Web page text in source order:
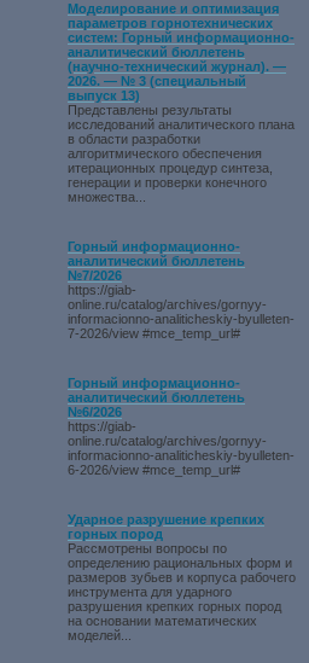
Моделирование и оптимизация
параметров горнотехнических
систем: Горный информационно-
аналитический бюллетень
(научно-технический журнал). —
2026. — № 3 (специальный
выпуск 13)
Представлены результаты
исследований аналитического плана
в области разработки
алгоритмического обеспечения
итерационных процедур синтеза,
генерации и проверки конечного
множества...
Горный информационно-
аналитический бюллетень
№7/2026
https://giab-
online.ru/catalog/archives/gornyy-
informacionno-analiticheskiy-byulleten-
7-2026/view #mce_temp_url#
Горный информационно-
аналитический бюллетень
№6/2026
https://giab-
online.ru/catalog/archives/gornyy-
informacionno-analiticheskiy-byulleten-
6-2026/view #mce_temp_url#
Ударное разрушение крепких
горных пород
Рассмотрены вопросы по
определению рациональных форм и
размеров зубьев и корпуса рабочего
инструмента для ударного
разрушения крепких горных пород
на основании математических
моделей...